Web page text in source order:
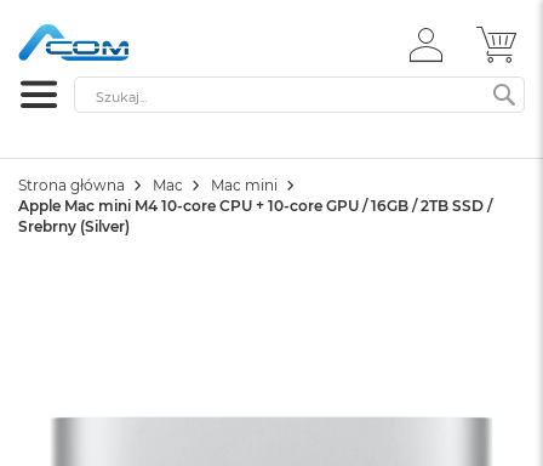
ZALOGUJ
SIĘ
Szukaj
Strona główna Mac
Mac mini
Apple Mac mini M4 10-core CPU + 10-core GPU / 16GB / 2TB SSD /
Srebrny (Silver)